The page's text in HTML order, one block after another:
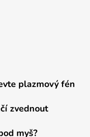
plazmový fén
zvednout
myš?